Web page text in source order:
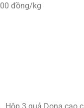
đồng/kg
Hộp 3 quả Dona cao